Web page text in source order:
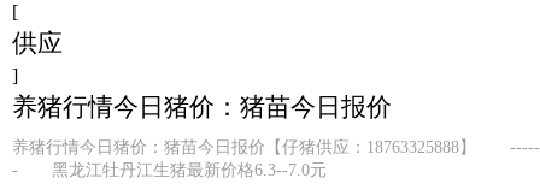
[
供应
]
养猪行情今日猪价：猪苗今日报价
养猪行情今日猪价：猪苗今日报价【仔猪供应：18763325888】
- 黑龙江牡丹江生猪最新价格6.3--7.0元